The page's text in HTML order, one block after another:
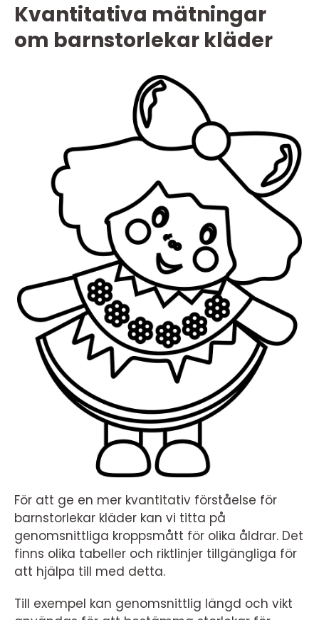
Kvantitativa mätningar
om barnstorlekar kläder
För att ge en mer kvantitativ förståelse för
barnstorlekar kläder kan vi titta på
genomsnittliga kroppsmått för olika åldrar. Det
finns olika tabeller och riktlinjer tillgängliga för
att hjälpa till med detta.
Till exempel kan genomsnittlig längd och vikt